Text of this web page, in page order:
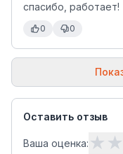
спасибо, работает!
0 0
Оставить отзыв
Ваша оценка: ★ ★